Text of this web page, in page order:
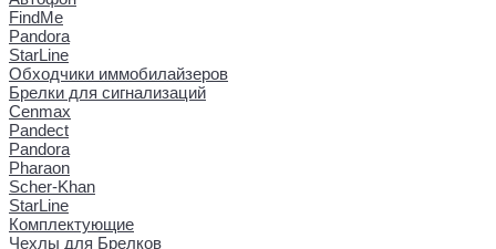
FindMe
Pandora
StarLine
Обходчики иммобилайзеров
Брелки для сигнализаций
Cenmax
Pandect
Pandora
Pharaon
Scher-Khan
StarLine
Комплектующие
Чехлы для Брелков